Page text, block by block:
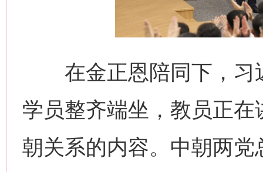
在金正恩陪同下，习
学员整齐端坐，教员正
朝关系的内容。中朝两